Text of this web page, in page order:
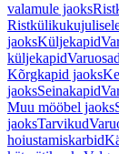
valamule jaoks
jaoksKüljekapid
küljekapid
Kõrgkapid jaoks
jaoksSeinakapid
Muu mööbel jaoks
jaoksTarvikud
hoiustamiskarbid